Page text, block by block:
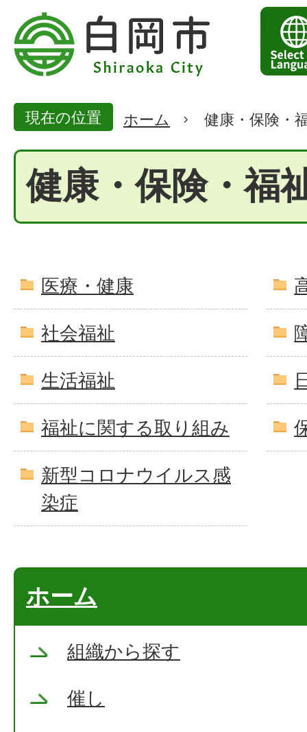
現在の位置 ホーム 健康・保険・
健康・保険・福
医療・健康
社会福祉
生活福祉
福祉に関する取り組み
新型コロナウイルス感
染症
ホーム
組織から探す
催し